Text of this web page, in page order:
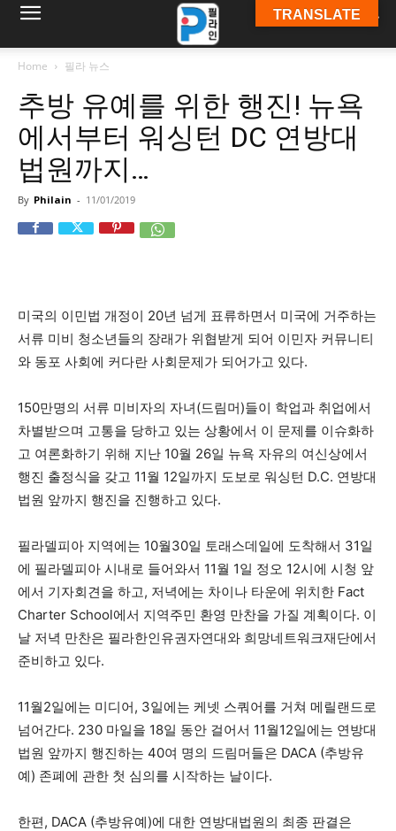
Home 필라 뉴스
추방 유예를 위한 행진! 뉴욕
에서부터 워싱턴 DC 연방대
법원까지…
By Philain - 11/01/2019
미국의 이민법 개정이 20년 넘게 표류하면서 미국에 거주하는
서류 미비 청소년들의 장래가 위협받게 되어 이민자 커뮤니티
와 동포 사회에 커다란 사회문제가 되어가고 있다.
150만명의 서류 미비자의 자녀(드림머)들이 학업과 취업에서
차별받으며 고통을 당하고 있는 상황에서 이 문제를 이슈화하
고 여론화하기 위해 지난 10월 26일 뉴욕 자유의 여신상에서
행진 출정식을 갖고 11월 12일까지 도보로 워싱턴 D.C. 연방대
법원 앞까지 행진을 진행하고 있다.
필라델피아 지역에는 10월30일 토래스데일에 도착해서 31일
에 필라델피아 시내로 들어와서 11월 1일 정오 12시에 시청 앞
에서 기자회견을 하고, 저녁에는 차이나 타운에 위치한 Fact
Charter School에서 지역주민 환영 만찬을 가질 계획이다. 이
날 저녁 만찬은 필라한인유권자연대와 희망네트워크재단에서
준비하고 있다.
11월2일에는 미디어, 3일에는 케넷 스쿼어를 거쳐 메릴랜드로
넘어간다. 230 마일을 18일 동안 걸어서 11월12일에는 연방대
법원 앞까지 행진하는 40여 명의 드림머들은 DACA (추방유
예) 존폐에 관한 첫 심의를 시작하는 날이다.
한편, DACA (추방유예)에 대한 연방대법원의 최종 판결은
TRANSLATE